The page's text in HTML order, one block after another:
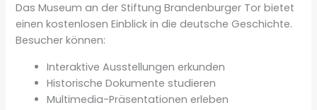
Das Museum an der Stiftung Brandenburger Tor bietet
einen kostenlosen Einblick in die deutsche Geschichte.
Besucher können:
Interaktive Ausstellungen erkunden
Historische Dokumente studieren
Multimedia-Präsentationen erleben